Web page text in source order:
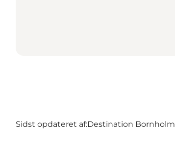
Sidst opdateret af:Destination Bornholm